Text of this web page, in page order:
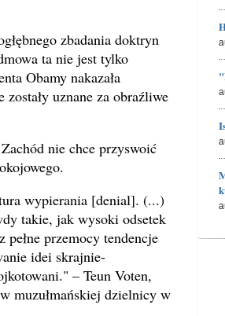
zbadania doktryn
ta nie jest tylko
Obamy nakazała
uznane za obraźliwe
nie chce przyswoić
wypierania [denial]. (...)
takie, jak wysoki odsetek
przemocy tendencje
idei skrajnie-
– Teun Voten,
muzułmańskiej dzielnicy w